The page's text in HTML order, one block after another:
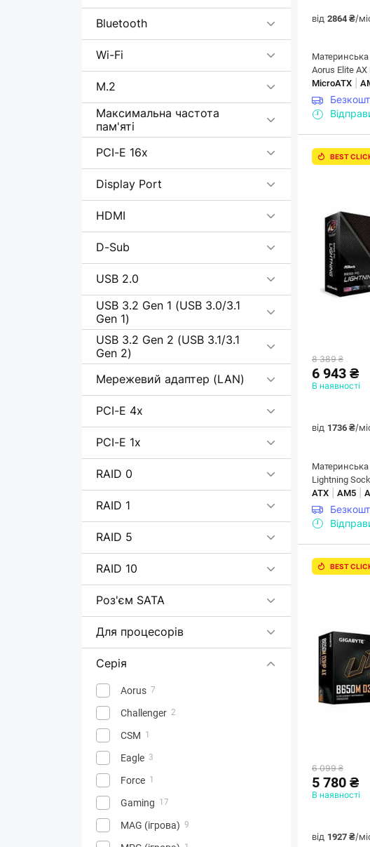
Bluetooth
Wi-Fi
M.2
Максимальна частота
пам'яті
PCI-E 16x
Display Port
HDMI
D-Sub
USB 2.0
USB 3.2 Gen 1 (USB 3.0/3.1
Gen 1)
USB 3.2 Gen 2 (USB 3.1/3.1
Gen 2)
Мережевий адаптер (LAN)
PCI-E 4x
PCI-E 1x
RAID 0
RAID 1
RAID 5
RAID 10
Роз'єм SATA
Для процесорів
Серія
Aorus 7
Challenger 2
CSM 1
Eagle 3
Force 1
Gaming 17
MAG (ігрова) 9
від 2864 ₴/
Материнська
Aorus Elite
MicroATX
BEST
8 389 ₴
6 943 ₴
В наявності
від 1736 ₴/
Материнська
Lightning
ATX
AM5
BEST
6 099 ₴
5 780 ₴
В наявності
від 1927 ₴/